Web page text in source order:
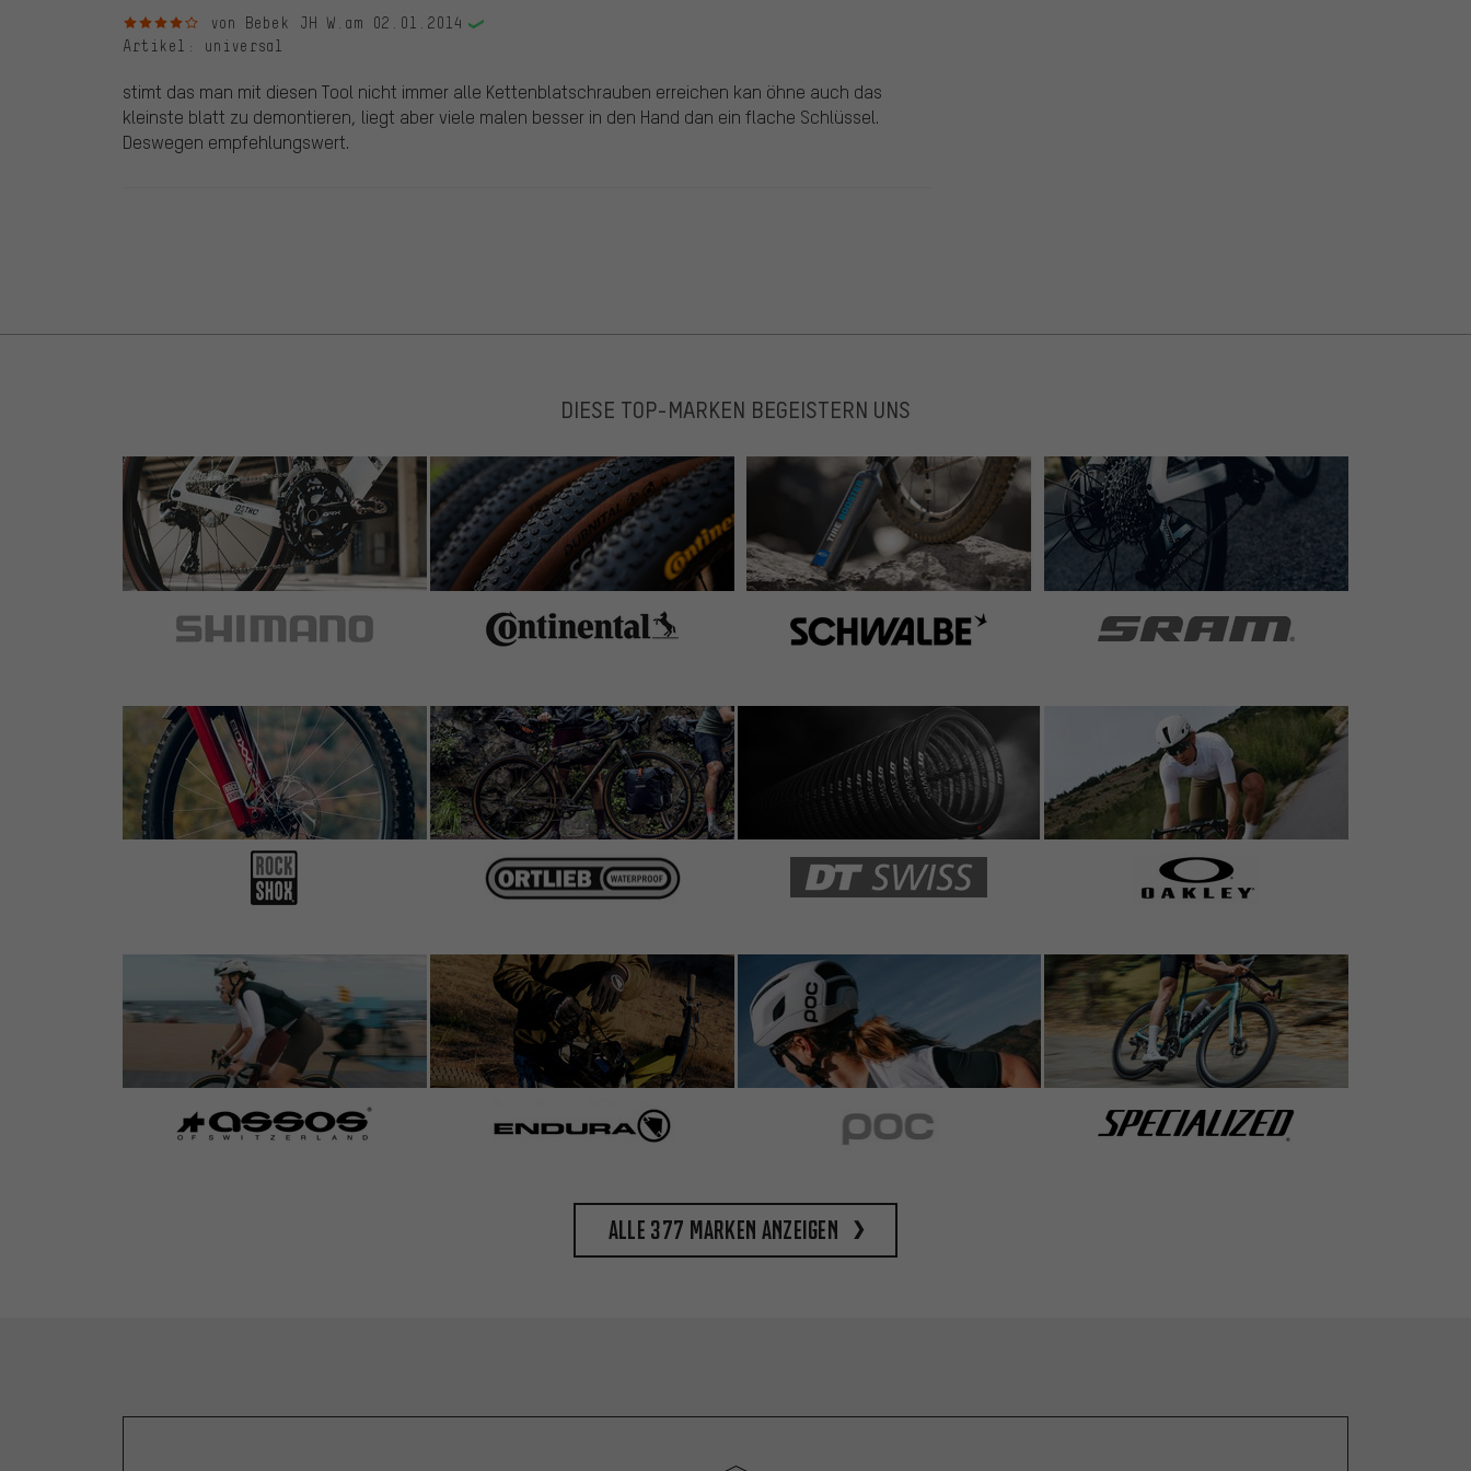
4 von 5 Sternenvon Bebek JH W. am 02.01.2014
Artikel : universal
stimt das man mit diesen Tool nicht immer alle Kettenblatschrauben erreichen kan öhne auch das
kleinste blatt zu demontieren, liegt aber viele malen besser in den Hand dan ein flache Schlüssel.
Deswegen empfehlungswert.
DIESE TOP-MARKEN BEGEISTERN UNS
Alle 377 Marken anzeigen